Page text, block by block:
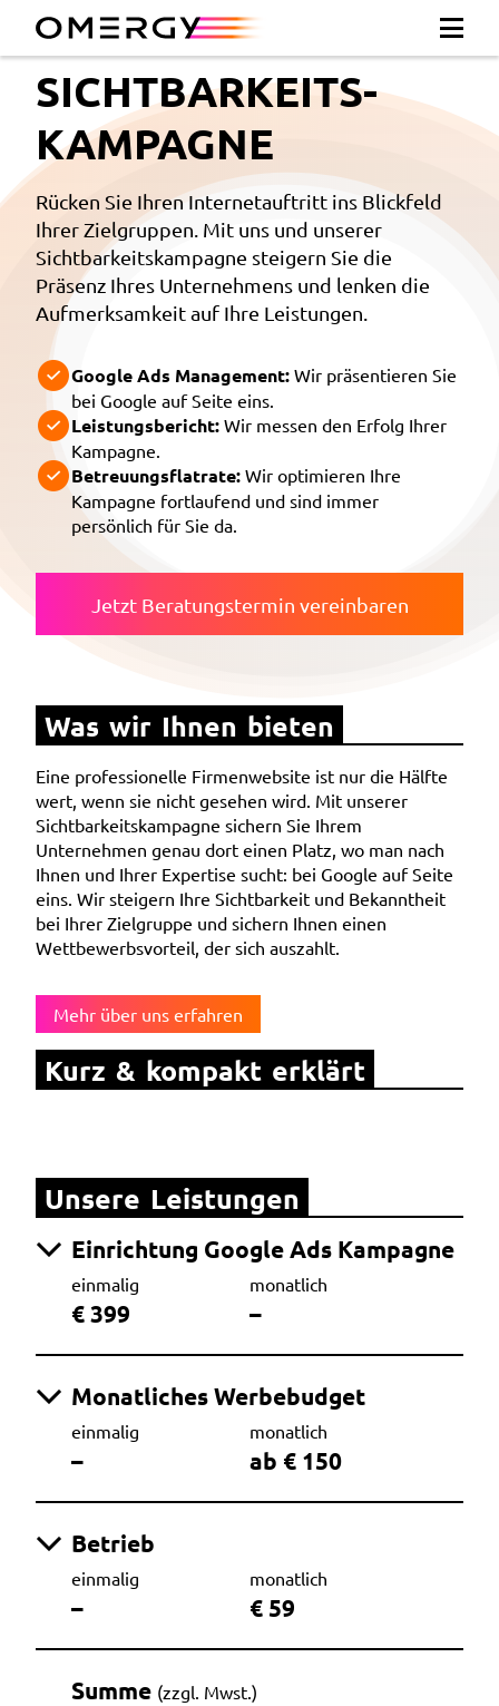
SICHTBARKEITS­
KAMPAGNE
Rücken Sie Ihren Internetauftritt ins Blickfeld
Ihrer Zielgruppen. Mit uns und unserer
Sichtbarkeitskampagne steigern Sie die
Präsenz Ihres Unternehmens und lenken die
Aufmerksamkeit auf Ihre Leistungen.
Google Ads Management: Wir präsentieren Sie
bei Google auf Seite eins.
Leistungsbericht: Wir messen den Erfolg Ihrer
Kampagne.
Betreuungsflatrate: Wir optimieren Ihre
Kampagne fortlaufend und sind immer
persönlich für Sie da.
Jetzt Beratungstermin vereinbaren
Was wir Ihnen bieten
Eine professionelle Firmenwebsite ist nur die Hälfte
wert, wenn sie nicht gesehen wird. Mit unserer
Sichtbarkeitskampagne sichern Sie Ihrem
Unternehmen genau dort einen Platz, wo man nach
Ihnen und Ihrer Expertise sucht: bei Google auf Seite
eins. Wir steigern Ihre Sichtbarkeit und Bekanntheit
bei Ihrer Zielgruppe und sichern Ihnen einen
Wettbewerbsvorteil, der sich auszahlt.
Mehr über uns erfahren
Kurz & kompakt erklärt
Unsere Leistungen
Einrichtung Google Ads Kampagne
einmalig
€ 399
monatlich
–
Monatliches Werbebudget
einmalig
–
monatlich
ab € 150
Betrieb
einmalig
–
monatlich
€ 59
Summe (zzgl. Mwst.)